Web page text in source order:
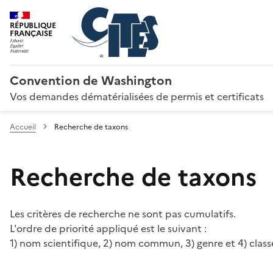
RÉPUBLIQUE
FRANÇAISE
Convention de Washington
Vos demandes dématérialisées de permis et certificats
Accueil Recherche de taxons
Recherche de taxons
Les critères de recherche ne sont pas cumulatifs.
L'ordre de priorité appliqué est le suivant :
1) nom scientifique, 2) nom commun, 3) genre et 4)